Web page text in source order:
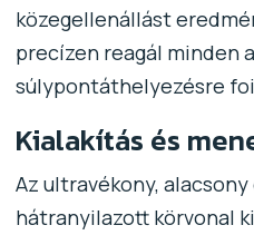
közegellenállást
precízen reagál minden
súlypontáthelyezésre
Kialakítás és
Az ultravékony,
hátranyilazott körvonal